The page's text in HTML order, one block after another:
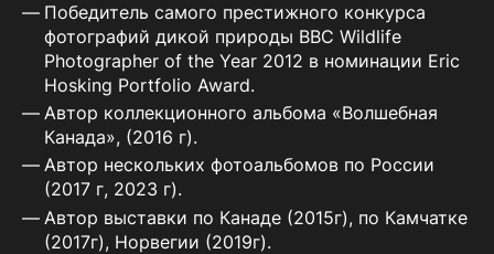
Победитель самого престижного конкурса
фотографий дикой природы BBC Wildlife
Photographer of the Year 2012 в номинации Eric
Hosking Portfolio Award.
Автор коллекционного альбома «Волшебная
Канада», (2016 г).
Автор нескольких фотоальбомов по России
(2017 г, 2023 г).
Автор выставки по Канаде (2015г), по Камчатке
(2017г), Норвегии (2019г).